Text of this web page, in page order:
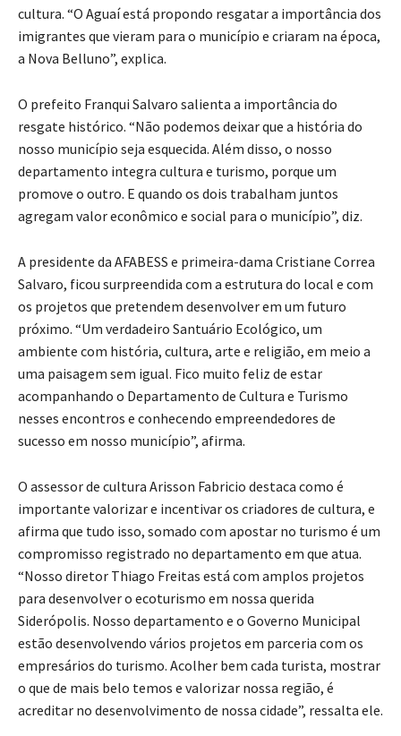
cultura. “O Aguaí está propondo resgatar a importância dos
imigrantes que vieram para o município e criaram na época,
a Nova Belluno”, explica.
O prefeito Franqui Salvaro salienta a importância do
resgate histórico. “Não podemos deixar que a história do
nosso município seja esquecida. Além disso, o nosso
departamento integra cultura e turismo, porque um
promove o outro. E quando os dois trabalham juntos
agregam valor econômico e social para o município”, diz.
A presidente da AFABESS e primeira-dama Cristiane Correa
Salvaro, ficou surpreendida com a estrutura do local e com
os projetos que pretendem desenvolver em um futuro
próximo. “Um verdadeiro Santuário Ecológico, um
ambiente com história, cultura, arte e religião, em meio a
uma paisagem sem igual. Fico muito feliz de estar
acompanhando o Departamento de Cultura e Turismo
nesses encontros e conhecendo empreendedores de
sucesso em nosso município”, afirma.
O assessor de cultura Arisson Fabricio destaca como é
importante valorizar e incentivar os criadores de cultura, e
afirma que tudo isso, somado com apostar no turismo é um
compromisso registrado no departamento em que atua.
“Nosso diretor Thiago Freitas está com amplos projetos
para desenvolver o ecoturismo em nossa querida
Siderópolis. Nosso departamento e o Governo Municipal
estão desenvolvendo vários projetos em parceria com os
empresários do turismo. Acolher bem cada turista, mostrar
o que de mais belo temos e valorizar nossa região, é
acreditar no desenvolvimento de nossa cidade”, ressalta ele.